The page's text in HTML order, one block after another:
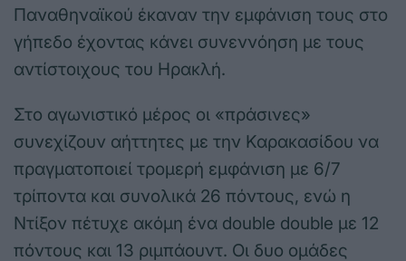
Παναθηναϊκού έκαναν την εμφάνιση τους στο
γήπεδο έχοντας κάνει συνεννόηση με τους
αντίστοιχους του Ηρακλή.
Στο αγωνιστικό μέρος οι «πράσινες»
συνεχίζουν αήττητες με την Καρακασίδου να
πραγματοποιεί τρομερή εμφάνιση με 6/7
τρίποντα και συνολικά 26 πόντους, ενώ η
Ντίξον πέτυχε ακόμη ένα double double με 12
πόντους και 13 ριμπάουντ. Οι δυο ομάδες